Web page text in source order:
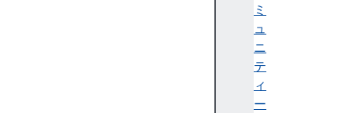
ミ
ュ
ニ
テ
ィ
ー